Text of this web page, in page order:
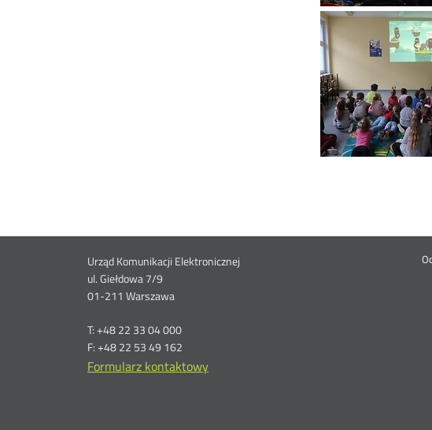
Dane
kontaktowe
Urząd Komunikacji Elektronicznej
ul. Giełdowa 7/9
01-211 Warszawa
T: +48 22 33 04 000
F: +48 22 53 49 162
Formularz kontaktowy